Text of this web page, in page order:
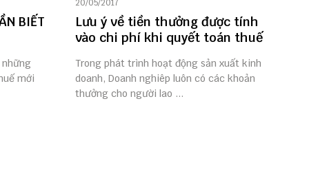
BIẾT
những
mới
20/05/2017
Lưu ý về tiền thưởng được tính
vào chi phí khi quyết toán thuế
Trong phát trình hoạt động sản xuất kinh
doanh, Doanh nghiêp luôn có các khoản
thưởng cho người lao ...